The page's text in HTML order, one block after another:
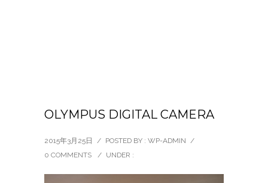
OLYMPUS DIGITAL CAMERA
2015年3月25日 / POSTED BY : WP-ADMIN /
0 COMMENTS
/ UNDER :